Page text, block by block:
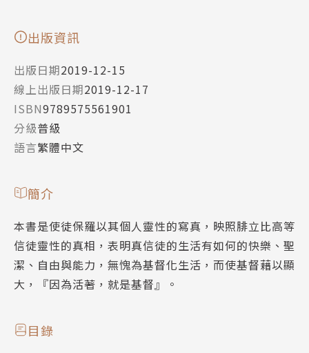
出版資訊
出版日期2019-12-15
線上出版日期2019-12-17
ISBN9789575561901
分級普級
語言繁體中文
簡介
本書是使徒保羅以其個人靈性的寫真，映照腓立比高等
信徒靈性的真相，表明真信徒的生活有如何的快樂、聖
潔、自由與能力，無愧為基督化生活，而使基督藉以顯
大，『因為活著，就是基督』。
目錄